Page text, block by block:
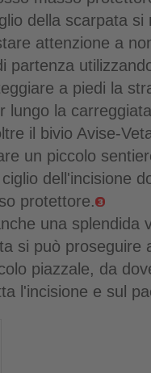
della scarpata
attenzione a
partenza
a piedi la
lungo la
il bivio Avise-
un piccolo
dell'incisione
protettore.
una splendida
si può
piazzale, da
l'incisione e sul